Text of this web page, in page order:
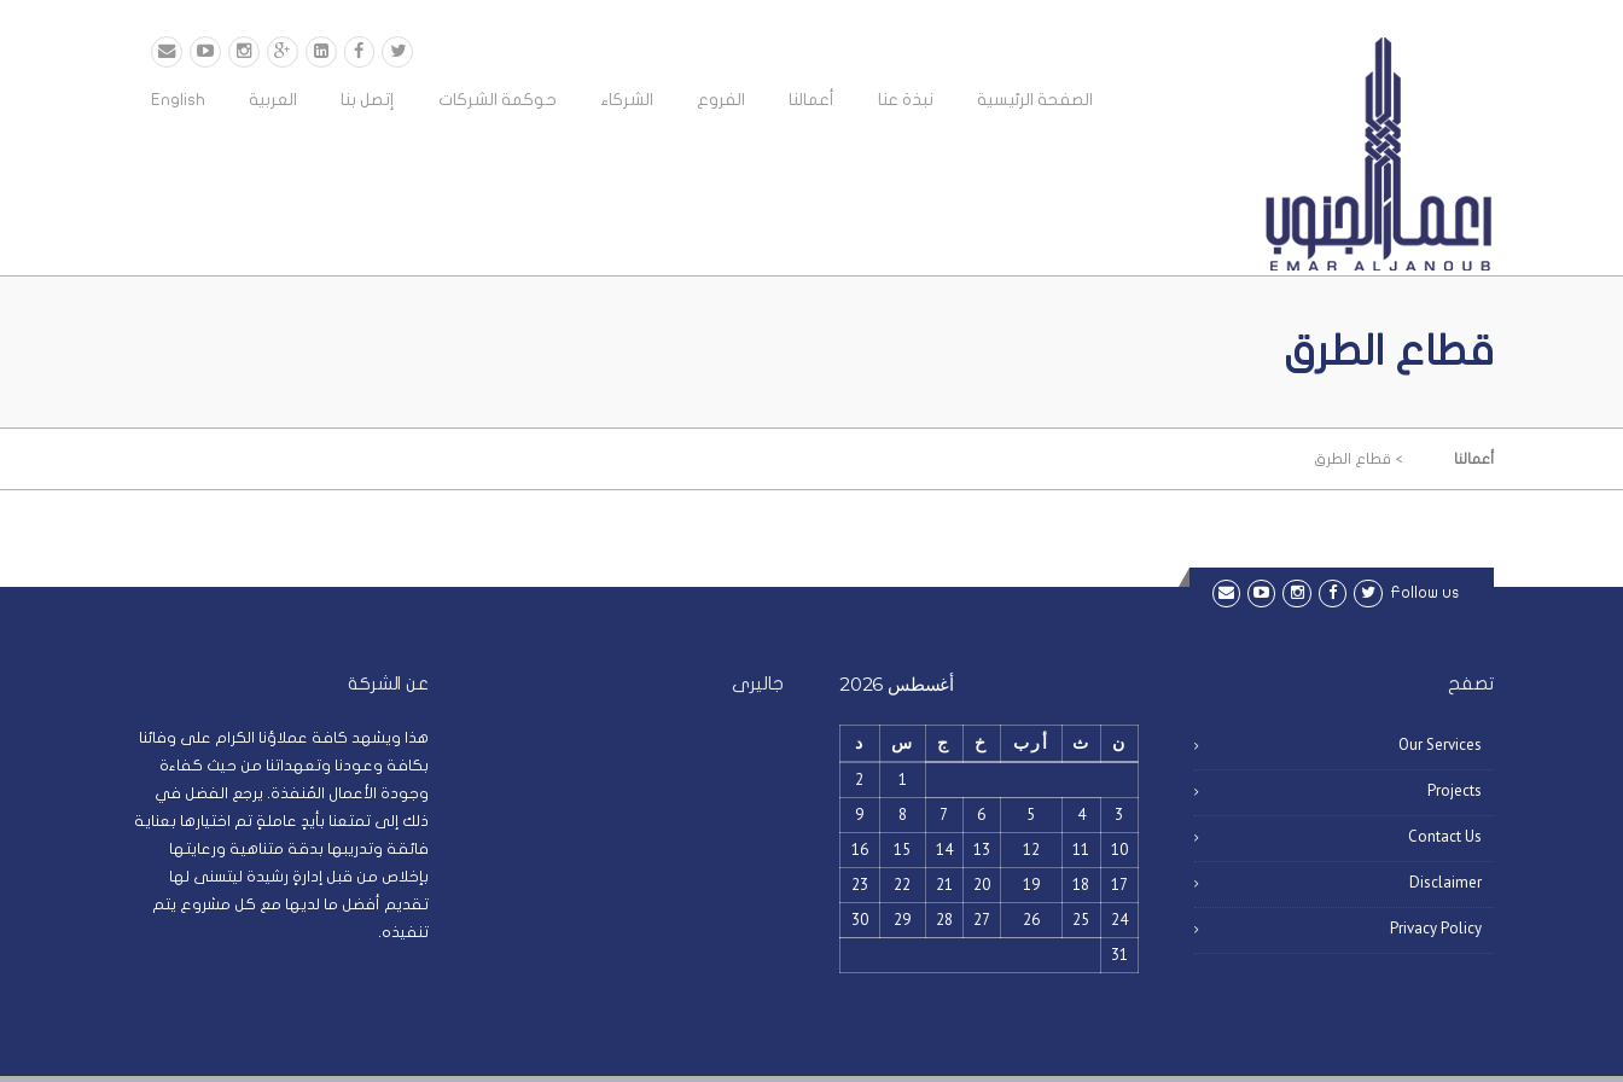
English العربية إتصل بنا حوكمة الشركات الشركاء الفروع أعمالنا نبذة عنا الصفحة الرئيسية
قطاع الطرق
أعمالنا > قطاع الطرق
Follow us
عن الشركة
هذا ويشهد كافة عملاؤنا الكرام على وفائنا
بكافة وعودنا وتعهداتنا من حيث كفاءة
وجودة الأعمال المُنفذة. يرجع الفضل في
ذلك إلى تمتعنا بأيدٍ عاملةٍ تم اختيارها بعناية
فائقة وتدريبها بدقة متناهية ورعايتها
بإخلاص من قبل إدارةٍ رشيدة ليتسنى لها
تقديم أفضل ما لديها مع كل مشروع يتم
تنفيذه.
جاليرى أغسطس 2026
ن ث أرب خ ج س د
1
2
3
4
5
6
7
8
9
10
11
12
13
14
15
16
17
18
19
20
21
22
23
24
25
26
27
28
29
30
31
تصفح
Our Services
Projects
Contact Us
Disclaimer
Privacy Policy